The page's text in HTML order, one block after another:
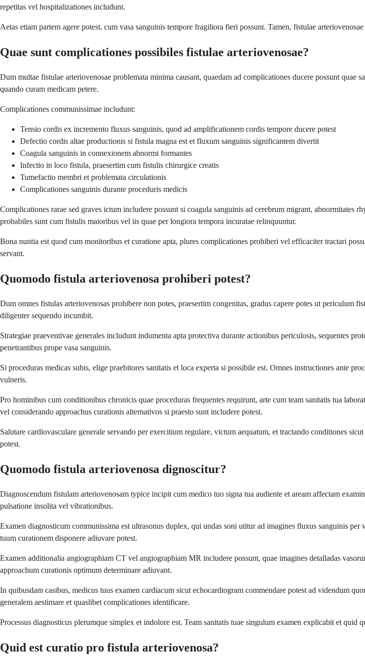
repetitas vel hospitalizationes includunt.
Aetas etiam partem agere potest, cum vasa sanguinis tempore fragiliora fieri possunt. Tamen, fistulae
Quae sunt complicationes possibiles fistulae arteriovenosae?
Dum multae fistulae arteriovenosae problemata minima causant, quaedam ad complicationes ducere possunt
quando curam medicam petere.
Complicationes communissimae includunt:
Tensio cordis ex incremento fluxus sanguinis, quod ad amplificationem cordis tempore ducere potest
Defectio cordis altae productionis si fistula magna est et fluxum sanguinis significantem divertit
Coagula sanguinis in connexionem abnormi formantes
Infectio in loco fistula, praesertim cum fistulis chirurgice creatis
Tumefactio membri et problemata circulationis
Complicationes sanguinis durante proceduris medicis
Complicationes rarae sed graves ictum includere possunt si coagula sanguinis ad cerebrum migrant,
probabiles sunt cum fistulis maioribus vel iis quae per longiora tempora incuratae relinquuntur.
Bona nuntia est quod cum monitoribus et curatione apta, plures complicationes prohiberi vel efficaciter tractari
servant.
Quomodo fistula arteriovenosa prohiberi potest?
Dum omnes fistulas arteriovenosas prohibere non potes, praesertim congenitas, gradus capere potes ut periculum
diligenter sequendo incumbit.
Strategiae praeventivae generales includunt indumenta apta protectiva durante actionibus periculosis, sequentes
penetrantibus prope vasa sanguinis.
Si proceduras medicas subis, elige praebitores sanitatis et loca experta si possibile est. Omnes instructiones ante
vulneris.
Pro hominibus cum conditionibus chronicis quae proceduras frequentes requirunt, arte cum team sanitatis tua
vel considerando approachus curationis alternativos si praesto sunt includere potest.
Salutare cardiovasculare generale servando per exercitium regulare, victum aequatum, et tractando conditiones
potest.
Quomodo fistula arteriovenosa dignoscitur?
Diagnoscendum fistulam arteriovenosam typice incipit cum medico tuo signa tua audiente et aream affectam
pulsatione insolita vel vibrationibus.
Examen diagnosticum communissima est ultrasonus duplex, qui undas soni utitur ad imagines fluxus sanguinis
tuum curationem disponere adiuvare potest.
Examen additionalia angiographiam CT vel angiographiam MR includere possunt, quae imagines detalladas
approachum curationis optimum determinare adiuvant.
In quibusdam casibus, medicus tuus examen cardiacum sicut echocardiogram commendare potest ad videndum
generalem aestimare et quaslibet complicationes identificare.
Processus diagnosticus plerumque simplex et indolore est. Team sanitatis tuae singulum examen explicabit et quid
Quid est curatio pro fistula arteriovenosa?